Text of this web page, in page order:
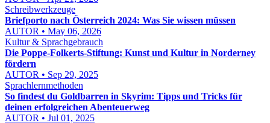
Schreibwerkzeuge
Briefporto nach Österreich 2024: Was Sie wissen müssen
AUTOR • May 06, 2026
Kultur & Sprachgebrauch
Die Poppe-Folkerts-Stiftung: Kunst und Kultur in Norderney
fördern
AUTOR • Sep 29, 2025
Sprachlernmethoden
So findest du Goldbarren in Skyrim: Tipps und Tricks für
deinen erfolgreichen Abenteuerweg
AUTOR • Jul 01, 2025